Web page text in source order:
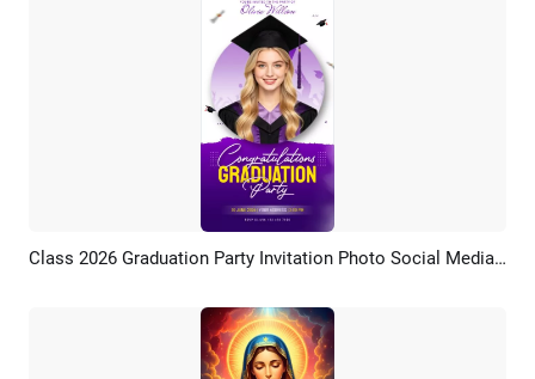
Pratinjau Rekreasi AI Class 2026 Graduation Party Invitation Photo Social Media Story